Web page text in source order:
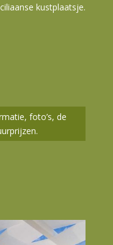
kustplaatsje.
foto’s, de